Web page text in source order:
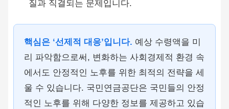
질과 직결되는 문제입니다.
핵심은 ‘선제적 대응’입니다. 예상 수령액을 미
리 파악함으로써, 변화하는 사회경제적 환경 속
에서도 안정적인 노후를 위한 최적의 전략을 세
울 수 있습니다. 국민연금공단은 국민들의 안정
적인 노후를 위해 다양한 정보를 제공하고 있습